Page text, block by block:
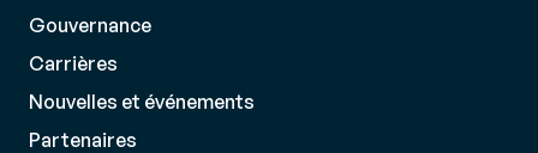
Gouvernance
Carrières
Nouvelles et événements
Partenaires